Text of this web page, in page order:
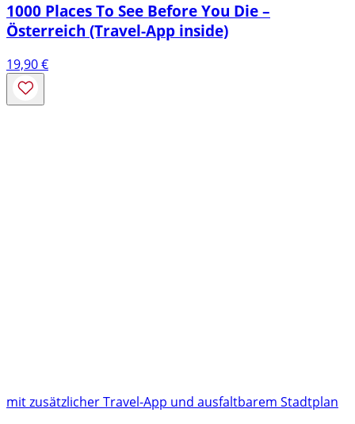
1000 Places To See Before You Die –
Österreich (Travel-App inside)
19,90€
mit zusätzlicher Travel-App und ausfaltbarem Stadtplan